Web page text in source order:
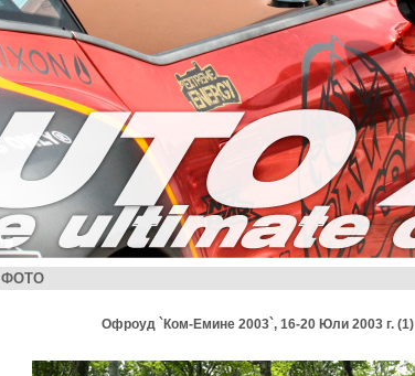
ФОТО
Офроуд `Ком-Емине 2003`, 16-20 Юли 2003 г. (1)